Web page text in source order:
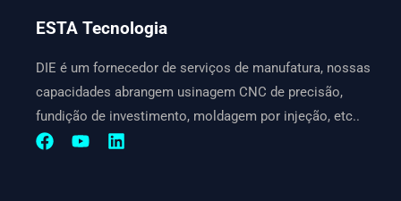
ESTA Tecnologia
DIE é um fornecedor de serviços de manufatura, nossas
capacidades abrangem usinagem CNC de precisão,
fundição de investimento, moldagem por injeção, etc..